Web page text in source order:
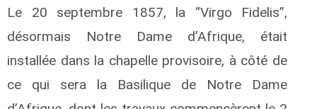
Le 20 septembre 1857, la “Virgo Fidelis”,
désormais Notre Dame d’Afrique, était
installée dans la chapelle provisoire, à côté de
ce qui sera la Basilique de Notre Dame